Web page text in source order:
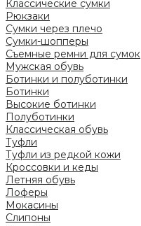
Классические сумки
Рюкзаки
Сумки через плечо
Сумки-шопперы
Съемные ремни для сумок
Мужская обувь
Ботинки и полуботинки
Ботинки
Высокие ботинки
Полуботинки
Классическая обувь
Туфли
Туфли из редкой кожи
Кроссовки и кеды
Летняя обувь
Лоферы
Мокасины
Слипоны